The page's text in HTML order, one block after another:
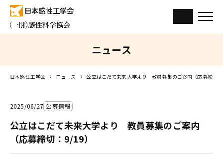
ニュース
日本感性工学会 ニュース 公立はこだて未来大学より 教員募集のご案内（応募締切
2025/06/27 公募情報
公立はこだて未来大学より 教員募集のご案内
（応募締切：9/19）